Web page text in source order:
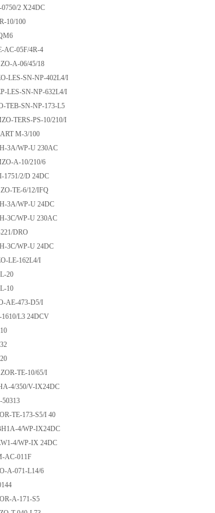
0750/2 X24DC
10/100
AQM6
AC-05F/4R-4
A-06/45/18
LES-SN-NP-402L4/I
LES-SN-NP-632L4/I
TEB-SN-NP-173-L5
TERS-PS-10/210/I
CART M-3/100
3A/WP-U 230AC
A-10/210/6
1751/2/D 24DC
TE-6/12/IFQ
3A/WP-U 24DC
3C/WP-U 230AC
221/DRO
3C/WP-U 24DC
LE-162L4/I
20
10
AE-473-D5/I
1610/L3 24DCV
TE-10/65/I
4/350/V-IX24DC
50313
TE-173-S5/I 40
4/WP-IX24DC
4/WP-IX 24DC
AC-011F
A-071-L14/6
0144
A-171-S5